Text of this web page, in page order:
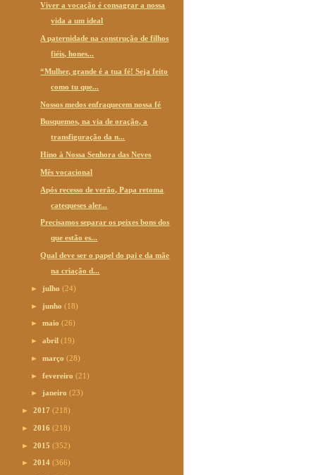
Viver a vocação é consagrar a nossa
vida a um ideal
A paternidade na construção de filhos
fiéis, hones...
“Mulher, grande é a tua fé! Seja feito
como tu que...
Nossos medos enfraquecem nossa fé
Busquemos, na via de oração, a
transfiguração da n...
Hino à Nossa Senhora das Neves
Mês vocacional
Após recesso de verão, Papa retoma
catequeses aler...
Precisamos separar os peixes bons dos
que estão es...
Qual deve ser o papel do pai e da mãe
na criação d...
► julho(24)
► junho(18)
►maio(26)
►abril(19)
►março(28)
►fevereiro(21)
► janeiro(23)
► 2017 (218)
► 2016 (218)
► 2015 (352)
► 2014 (366)